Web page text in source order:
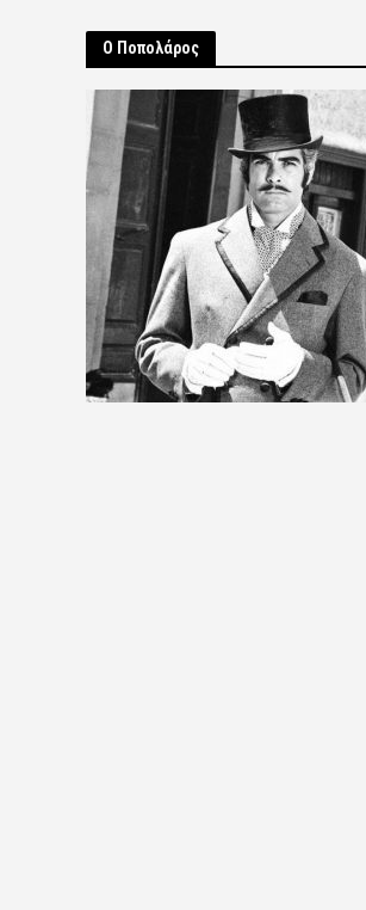
Ο Ποπολάρος